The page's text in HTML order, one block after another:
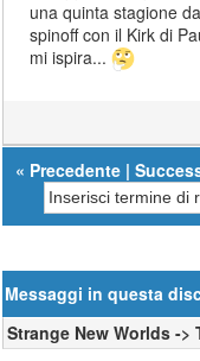
una quinta stagione
spinoff con il Kirk di
mi ispira...
« Precedente |
Messaggi in questa
Strange New Worlds ->